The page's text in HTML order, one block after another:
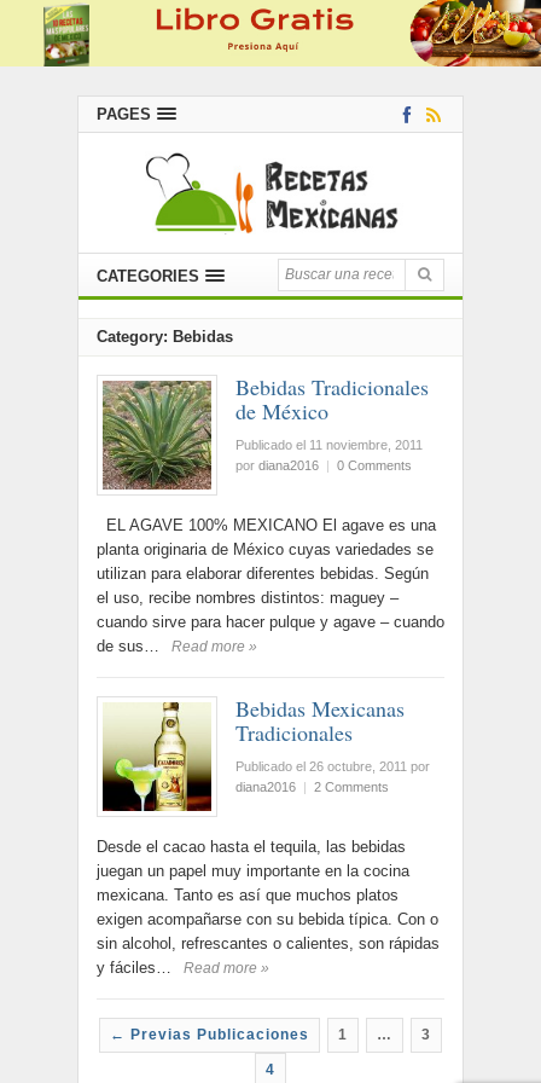
PAGES
CATEGORIES
Category: Bebidas
Bebidas Tradicionales
de México
Publicado el 11 noviembre, 2011
por diana2016 | 0 Comments
EL AGAVE 100% MEXICANO El agave es una
planta originaria de México cuyas variedades se
utilizan para elaborar diferentes bebidas. Según
el uso, recibe nombres distintos: maguey –
cuando sirve para hacer pulque y agave – cuando
de sus…
Read more »
Bebidas Mexicanas
Tradicionales
Publicado el 26 octubre, 2011 por
diana2016 | 2 Comments
Desde el cacao hasta el tequila, las bebidas
juegan un papel muy importante en la cocina
mexicana. Tanto es así que muchos platos
exigen acompañarse con su bebida típica. Con o
sin alcohol, refrescantes o calientes, son rápidas
y fáciles…
Read more »
← Previas Publicaciones 1 … 3
4